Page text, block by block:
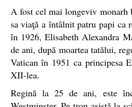
A fost cel mai longeviv
sa viaţă a întâlnit patru papi ca
în 1926, Elisabeth Alexandra
de ani, după moartea tatălui,
Vatican în 1951 ca principesa
XII-lea.
Regină la 25 de ani, este